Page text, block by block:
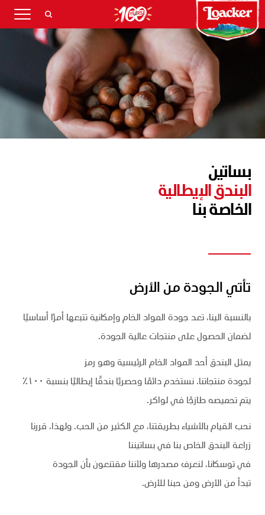
بساتين
البندق الإيطالية ​​​​​​
الخاصة بنا
تأتي الجودة من الأرض
بالنسبة الينا، تعد جودة المواد الخام وإمكانية تتبعها أمرًا أساسيًا
لضمان الحصول على منتجات عالية الجودة.
يمثل البندق أحد المواد الخام الرئيسية وهو رمز
لجودة منتجاتنا. نستخدم دائمًا وحصريًا بندقًا إيطاليًا بنسبة ١٠٠٪
يتم تحميصه طازجًا في لواكر.
نحب القيام بالأشياء بطريقتنا، مع الكثير من الحب. ولهذا، قررنا
زراعة البندق الخاص بنا في بساتيننا
في توسكانا، لنعرف مصدرها ولأننا مقتنعون بأن الجودة
تبدأ من الأرض ومن حبنا للأرض.